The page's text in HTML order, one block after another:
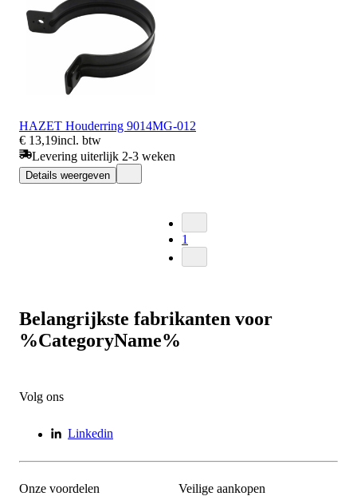
HAZET Houderring 9014MG-012
€ 13,19incl. btw
Levering uiterlijk 2-3 weken
Details weergeven
1
Belangrijkste fabrikanten voor
%CategoryName%
Volg ons
Linkedin
Onze voordelen Veilige aankopen